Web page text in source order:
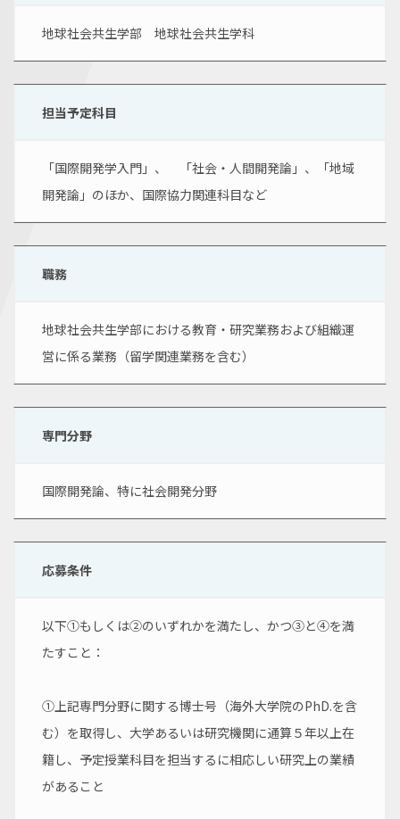
地球社会共生学部　地球社会共生学科
担当予定科目
「国際開発学入門」、　「社会・人間開発論」、「地域
開発論」のほか、国際協力関連科目など
職務
地球社会共生学部における教育・研究業務および組織運
営に係る業務（留学関連業務を含む）
専門分野
国際開発論、特に社会開発分野
応募条件
以下①もしくは②のいずれかを満たし、かつ③と④を満
たすこと：
①上記専門分野に関する博士号（海外大学院のPhD.を含
む）を取得し、大学あるいは研究機関に通算５年以上在
籍し、予定授業科目を担当するに相応しい研究上の業績
があること